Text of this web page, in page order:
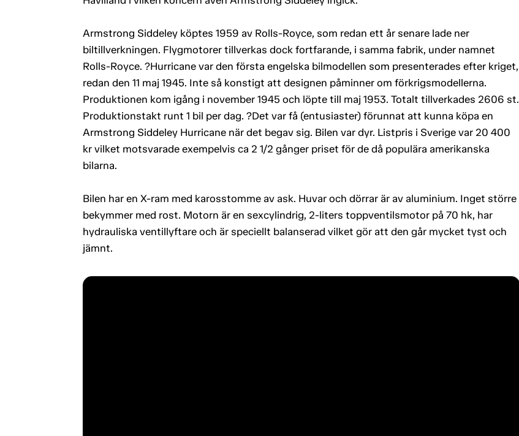
Armstrong Siddeley köptes 1959 av Rolls-Royce, som redan ett år senare lade ner
biltillverkningen. Flygmotorer tillverkas dock fortfarande, i samma fabrik, under namnet
Rolls-Royce. ?Hurricane var den första engelska bilmodellen som presenterades efter kriget,
redan den 11 maj 1945. Inte så konstigt att designen påminner om förkrigsmodellerna.
Produktionen kom igång i november 1945 och löpte till maj 1953. Totalt tillverkades 2606 st.
Produktionstakt runt 1 bil per dag. ?Det var få (entusiaster) förunnat att kunna köpa en
Armstrong Siddeley Hurricane när det begav sig. Bilen var dyr. Listpris i Sverige var 20 400
kr vilket motsvarade exempelvis ca 2 1/2 gånger priset för de då populära amerikanska
bilarna.
Bilen har en X-ram med karosstomme av ask. Huvar och dörrar är av aluminium. Inget större
bekymmer med rost. Motorn är en sexcylindrig, 2-liters toppventilsmotor på 70 hk, har
hydrauliska ventillyftare och är speciellt balanserad vilket gör att den går mycket tyst och
jämnt.